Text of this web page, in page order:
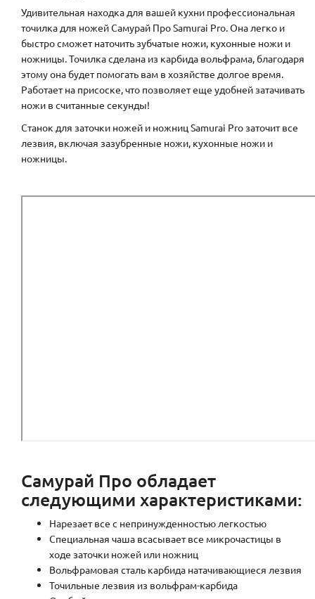
Удивительная находка для вашей кухни профессиональная
точилка для ножей Самурай Про Samurai Pro. Она легко и
быстро сможет наточить зубчатые ножи, кухонные ножи и
ножницы. Точилка сделана из карбида вольфрама, благодаря
этому она будет помогать вам в хозяйстве долгое время.
Работает на присоске, что позволяет еще удобней затачивать
ножи в считанные секунды!
Станок для заточки ножей и ножниц Samurai Pro заточит все
лезвия, включая зазубренные ножи, кухонные ножи и
ножницы.
Самурай Про обладает
следующими характеристиками:
Нарезает все с непринужденностью легкостью
Специальная чаша всасывает все микрочастицы в
ходе заточки ножей или ножниц
Вольфрамовая сталь карбида натачивающиеся лезвия
Точильные лезвия из вольфрам-карбида